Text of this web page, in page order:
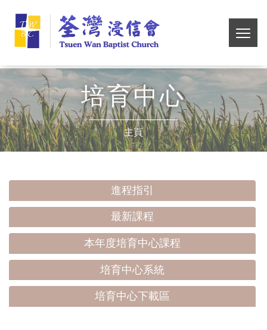
content
切
選
浸
信
會
培育中心
主頁
進程指引
最新課程
本年度培育中心課程
培育中心系統
培育中心下載區